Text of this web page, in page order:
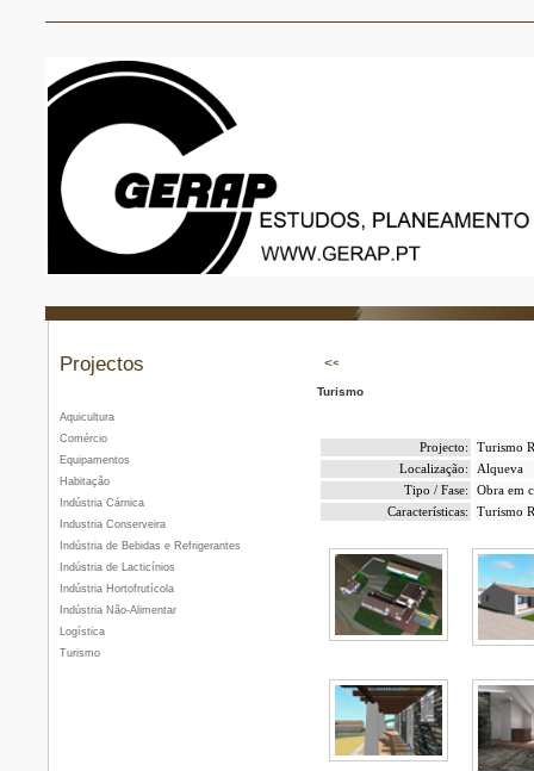
Projectos
Aquicultura
Comércio
Equipamentos
Habitação
Indústria Cárnica
Industria Conserveira
Indústria de Bebidas e Refrigerantes
Indústria de Lacticínios
Indústria Hortofrutícola
Indústria Não-Alimentar
Logística
Turismo
Turismo
Projecto:
Turismo
Localização:
Alqueva
Tipo / Fase:
Obra em
Características:
Turismo